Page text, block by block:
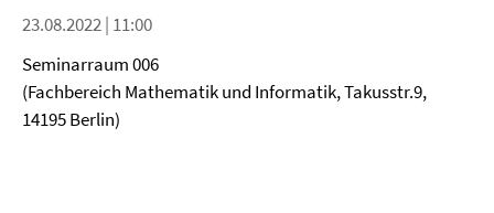
23.08.2022 | 11:00
Seminarraum 006
(Fachbereich Mathematik und Informatik, Takusstr.9,
14195 Berlin)